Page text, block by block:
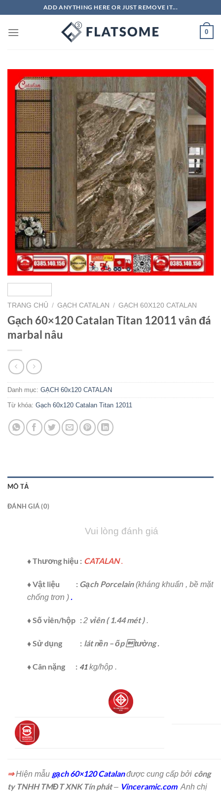
nội
ADD ANYTHING HERE OR JUST REMOVE IT...
0
TRANG CHỦ / GẠCH CATALAN / GẠCH 60X120 CATALAN
Gạch 60×120 Catalan Titan 12011 vân đá
marbal nâu
Danh mục: GẠCH 60x120 CATALAN
Từ khóa: Gạch 60x120 Catalan Titan 12011
MÔ TẢ
ĐÁNH GIÁ (0)
Vui lòng đánh giá
♦ Thương hiệu : CATALAN .
♦ Vật liệu : Gạch Porcelain(kháng khuẩn , bề mặt
chống trơn ) .
♦ Số vỉên/hộp :2 vỉên( 1.44 mét ).
♦ Sử dụng : lát nền – ốp tường .
♦ Cân nặng : 41kg/hộp .
⇒Hiện mẫu gạch 60×120 Catalanđược cung cấp bởi công
ty TNHH TMĐT XNK Tín phát– Vinceramic.com Anh chị